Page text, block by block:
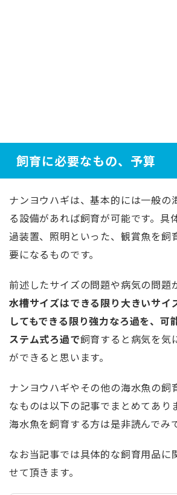
飼育に必要なもの、予算
ナンヨウハギは、基本的には一般の
る設備があれば飼育が可能です。具
過装置、照明といった、観賞魚を飼
要になるものです。
前述したサイズの問題や病気の問題
水槽サイズはできる限り大きいサイ
してもできる限り強力なろ過を、可
ステム式ろ過で飼育すると病気を気
ができると思います。
ナンヨウハギやその他の海水魚の飼
なものは以下の記事でまとめてあり
海水魚を飼育する方は是非読んでみ
なお当記事では具体的な飼育用品に
せて頂きます。